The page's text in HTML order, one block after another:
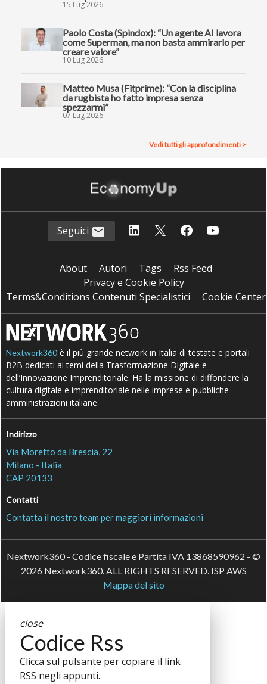
15 Lug 2026
Paolo Costa (Spindox): “Un agente AI lavora
come Superman, ma non basta ammirarlo per
creare valore”
10 Lug 2026
Matteo Musa (Fitprime): “Con la disciplina
da rugbista ho fatto impresa senza
spezzarmi”
07 Lug 2026
Vedi tutti gli approfondimenti >
Seguici
About Autori Tags
Rss Feed
Privacy e Cookie Policy
Terms&Conditions Contenuti Specialistici
Cookie Center
Nextwork360 è il più grande network in Italia di testate e portali
B2B dedicati ai temi della Trasformazione Digitale e
dell’Innovazione Imprenditoriale. Ha la missione di diffondere la
cultura digitale e imprenditoriale nelle imprese e pubbliche
amministrazioni italiane.
Indirizzo
Via Moretto da Brescia, 22
Milano - Italia
CAP 20133
Contatti
Contatta il nostro team per maggiori informazioni
Nextwork360 - Codice fiscale e Partita IVA 13868590962 - ©
2026 Nextwork360. ALL RIGHTS RESERVED. ISP AWS
Mappa del sito
close
Codice Rss
Clicca sul pulsante per copiare il link
RSS negli appunti.